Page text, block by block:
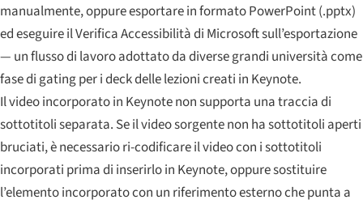
manualmente, oppure esportare in formato PowerPoint (.pptx)
ed eseguire il Verifica Accessibilità di Microsoft sull’esportazione
— un flusso di lavoro adottato da diverse grandi università come
fase di gating per i deck delle lezioni creati in Keynote.
Il video incorporato in Keynote non supporta una traccia di
sottotitoli separata. Se il video sorgente non ha sottotitoli aperti
bruciati, è necessario ri-codificare il video con i sottotitoli
incorporati prima di inserirlo in Keynote, oppure sostituire
l’elemento incorporato con un riferimento esterno che punta a